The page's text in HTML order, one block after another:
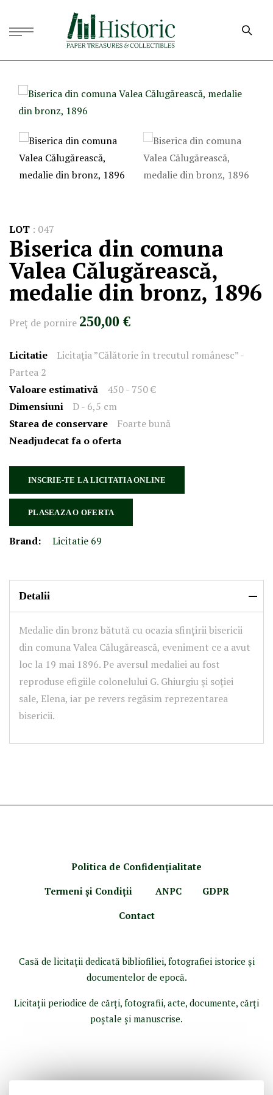
LOT : 047
Biserica din comuna
Valea Călugărească,
medalie din bronz, 1896
Preţ de pornire 250,00 €
Licitatie
Licitația ”Călătorie în trecutul românesc” -
Partea 2
Valoare estimativă
450 - 750 €
Dimensiuni
D - 6,5 cm
Starea de conservare
Foarte bună
Neadjudecat fa o oferta
INSCRIE-TE LA LICITATIA ONLINE
PLASEAZA O OFERTA
Brand: Licitatie 69
Detalii
Medalie din bronz bătută cu ocazia sfințirii bisericii
din comuna Valea Călugărească, eveniment ce a avut
loc la 19 mai 1896. Pe aversul medaliei au fost
reproduse efigiile colonelului G. Ghiurgiu și soției
sale, Elena, iar pe revers regăsim reprezentarea
bisericii.
Politica de Confidenţialitate
Termeni şi Condiţii
ANPC
GDPR
Contact
Casă de licitaţii dedicată bibliofiliei, fotografiei istorice şi
documentelor de epocă.
Licitaţii periodice de cărţi, fotografii, acte, documente, cărţi
poştale şi manuscrise.